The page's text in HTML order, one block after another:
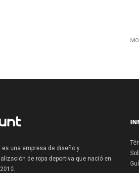
es una empresa de diseño y
de ropa deportiva que nació en